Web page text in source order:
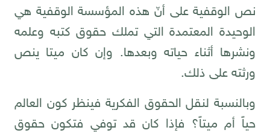
نص الوقفية على أنّ هذه المؤسسة الوقفية هي
الوحيدة المعتمدة التي تملك حقوق كتبه وعلمه
ونشرها أثناء حياته وبعدها. وإن كان ميتا ينص
ورثته على ذلك.
وبالنسبة لنقل الحقوق الفكرية فينظر كون العالم
حياً أم ميتاً؟ فإذا كان قد توفي فتكون حقوق